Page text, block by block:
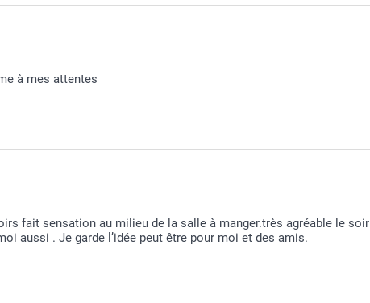
Magalie et pour vos recommendations.
Smartphoto!
à mes attentes
et je vous souhaite une belle journée.
fait sensation au milieu de la salle à manger.très agréable le soir
aussi . Je garde l’idée peut être pour moi et des amis.